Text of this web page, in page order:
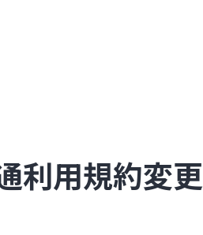
用規約変